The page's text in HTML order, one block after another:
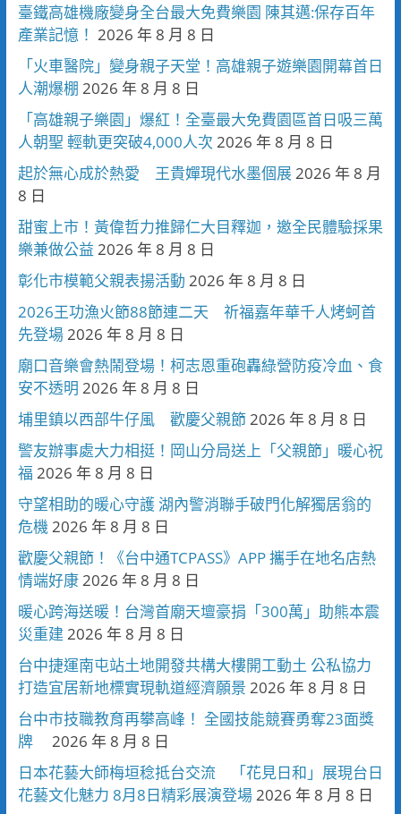
臺鐵高雄機廠變身全台最大免費樂園 陳其邁:保存百年
產業記憶！ 2026 年 8 月 8 日
「火車醫院」變身親子天堂！高雄親子遊樂園開幕首日
人潮爆棚 2026 年 8 月 8 日
「高雄親子樂園」爆紅！全臺最大免費園區首日吸三萬
人朝聖 輕軌更突破4,000人次 2026 年 8 月 8 日
起於無心成於熱愛 王貴嬋現代水墨個展 2026 年 8 月
8 日
甜蜜上市！黃偉哲力推歸仁大目釋迦，邀全民體驗採果
樂兼做公益 2026 年 8 月 8 日
彰化市模範父親表揚活動 2026 年 8 月 8 日
2026王功漁火節88節連二天 祈福嘉年華千人烤蚵首
先登場 2026 年 8 月 8 日
廟口音樂會熱鬧登場！柯志恩重砲轟綠營防疫冷血、食
安不透明 2026 年 8 月 8 日
埔里鎮以西部牛仔風 歡慶父親節 2026 年 8 月 8 日
警友辦事處大力相挺！岡山分局送上「父親節」暖心祝
福 2026 年 8 月 8 日
守望相助的暖心守護 湖內警消聯手破門化解獨居翁的
危機 2026 年 8 月 8 日
歡慶父親節！《台中通TCPASS》APP 攜手在地名店熱
情端好康 2026 年 8 月 8 日
暖心跨海送暖！台灣首廟天壇豪捐「300萬」助熊本震
災重建 2026 年 8 月 8 日
台中捷運南屯站土地開發共構大樓開工動土 公私協力
打造宜居新地標實現軌道經濟願景 2026 年 8 月 8 日
台中市技職教育再攀高峰！ 全國技能競賽勇奪23面獎
牌
2026 年 8 月 8 日
日本花藝大師梅垣稔抵台交流 「花見日和」展現台日
花藝文化魅力 8月8日精彩展演登場 2026 年 8 月 8 日